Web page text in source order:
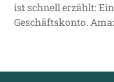
ist schnell erzählt:
Geschäfts­kon­to.